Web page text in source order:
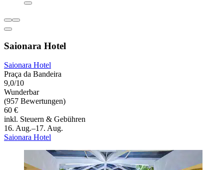
Saionara Hotel
Saionara Hotel
Praça da Bandeira
9,0/10
Wunderbar
(957 Bewertungen)
60 €
inkl. Steuern & Gebühren
16. Aug.–17. Aug.
Saionara Hotel